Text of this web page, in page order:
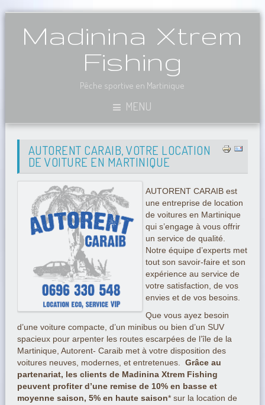
Madinina Xtrem
Fishing
Pêche sportive en Martinique
MENU
AUTORENT CARAIB, VOTRE LOCATION
DE VOITURE EN MARTINIQUE
AUTORENT CARAIB est
une entreprise de location
de voitures en Martinique
qui s’engage à vous offrir
un service de qualité.
Notre équipe d’experts met
tout son savoir-faire et son
expérience au service de
votre satisfaction, de vos
envies et de vos besoins.
Que vous ayez besoin
d’une voiture compacte, d’un minibus ou bien d’un SUV
spacieux pour arpenter les routes escarpées de l’île de la
Martinique, Autorent- Caraib met à votre disposition des
voitures neuves, modernes, et entretenues. Grâce au
partenariat, les clients de Madinina Xtrem Fishing
peuvent profiter d’une remise de 10% en basse et
moyenne saison, 5% en haute saison* sur la location de